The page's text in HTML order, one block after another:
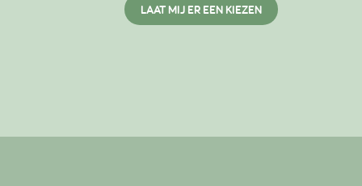
€ 12,50
LAAT MIJ ER EEN KIEZEN